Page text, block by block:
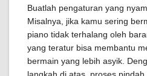
Buatlah pengaturan yang
Misalnya, jika kamu sering
piano tidak terhalang oleh
yang teratur bisa membantu
bermain yang lebih asyik.